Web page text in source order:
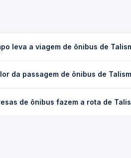
leva a viagem de ônibus de
tráfego. Na Quero Passagem você
da passagem de ônibus de
da compra. Na Quero Passagem
de ônibus fazem a rota de